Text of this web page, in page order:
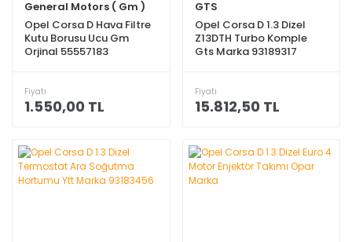
General Motors ( Gm )
Opel Corsa D Hava Filtre
Kutu Borusu Ucu Gm
Orjinal 55557183
Fiyatı
1.550,00 TL
GTS
Opel Corsa D 1.3 Dizel
Z13DTH Turbo Komple
Gts Marka 93189317
Fiyatı
15.812,50 TL